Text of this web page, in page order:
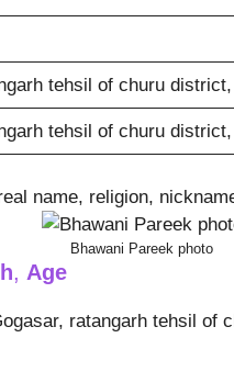
tehsil of churu
tehsil of churu
name, religion,
Bhawani Pareek photo
, Age
ratangarh tehsil